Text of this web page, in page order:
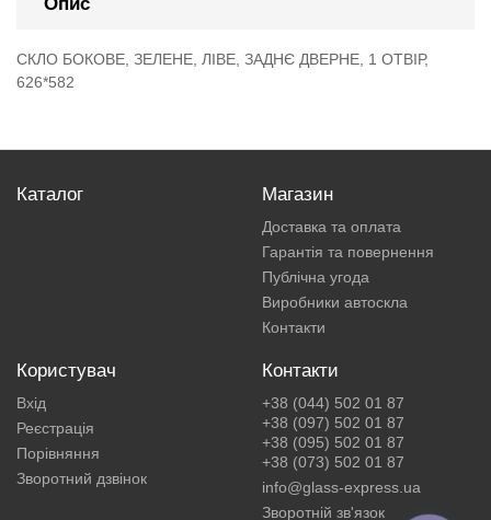
СКЛО БОКОВЕ, ЗЕЛЕНЕ, ЛІВЕ, ЗАДНЄ ДВЕРНЕ, 1 ОТВІР,
626*582
Каталог Магазин
Доставка та оплата
Гарантія та повернення
Публічна угода
Виробники автоскла
Контакти
Користувач
Вхід
Реєстрація
Порівняння
Зворотний дзвінок
Контакти
+38 (044) 502 01 87
+38 (097) 502 01 87
+38 (095) 502 01 87
+38 (073) 502 01 87
info@glass-express.ua
Зворотній зв'язок